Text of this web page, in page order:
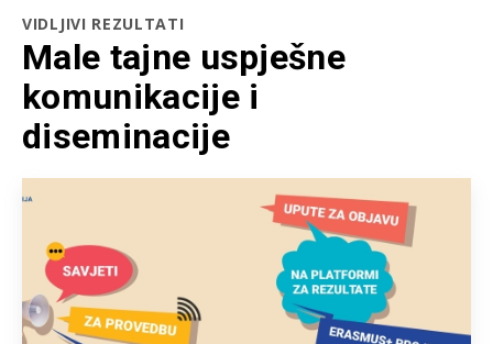
VIDLJIVI REZULTATI
Male tajne uspješne
komunikacije i
diseminacije